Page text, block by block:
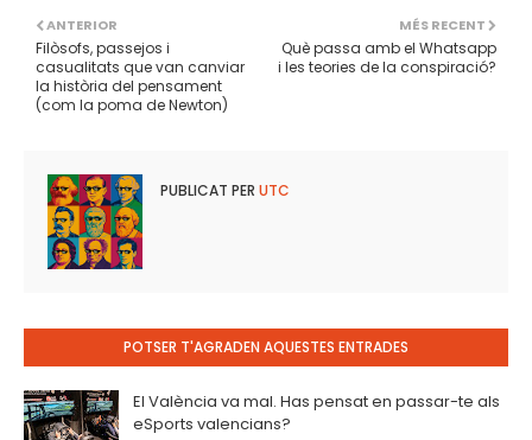
MÉS RECENT
Què passa amb el Whatsapp
i les teories de la conspiració?
ANTERIOR
Filòsofs, passejos i
casualitats que van canviar
la història del pensament
(com la poma de Newton)
PUBLICAT PER UTC
POTSER T'AGRADEN AQUESTES ENTRADES
El València va mal. Has pensat en passar-te als
eSports valencians?